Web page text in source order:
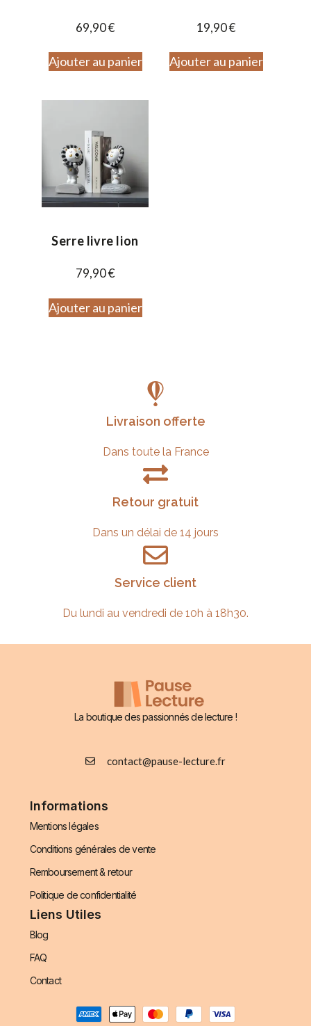
69,90€
Ajouter au panier
19,90€
Ajouter au panier
Serre livre lion
79,90€
Ajouter au panier
Livraison offerte
Dans toute la France
Retour gratuit
Dans un délai de 14 jours
Service client
Du lundi au vendredi de 10h à 18h30.
La boutique des passionnés de lecture !
contact@pause-lecture.fr
Informations
Mentions légales
Conditions générales de vente
Remboursement & retour
Politique de confidentialité
Liens Utiles
Blog
FAQ
Contact